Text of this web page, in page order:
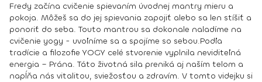
Fredy začína cvičenie spievaním úvodnej mantry mieru a
pokoja. Môžeš sa do jej spievania zapojiť alebo sa len stíšiť a
ponoriť do seba. Touto mantrou sa dokonale naladíme na
cvičenie yogy - uvoľníme sa a spojíme so sebou.Podľa
tradície a filozofie YOGY celé stvorenie vyplnila neviditeľná
energia – Prána. Táto životná sila preniká aj naším telom a
napĺňa nás vitalitou, sviežosťou a zdravím. V tomto videjku si